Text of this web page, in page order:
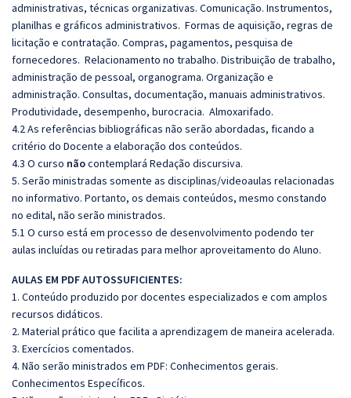
administrativas, técnicas organizativas. Comunicação. Instrumentos,
planilhas e gráficos administrativos. Formas de aquisição, regras de
licitação e contratação. Compras, pagamentos, pesquisa de
fornecedores. Relacionamento no trabalho. Distribuição de trabalho,
administração de pessoal, organograma. Organização e
administração. Consultas, documentação, manuais administrativos.
Produtividade, desempenho, burocracia. Almoxarifado.
4.2 As referências bibliográficas não serão abordadas, ficando a
critério do Docente a elaboração dos conteúdos.
4.3 O curso nãocontemplará Redação discursiva.
5. Serão ministradas somente as disciplinas/videoaulas relacionadas
no informativo. Portanto, os demais conteúdos, mesmo constando
no edital, não serão ministrados.
5.1 O curso está em processo de desenvolvimento podendo ter
aulas incluídas ou retiradas para melhor aproveitamento do Aluno.
AULAS EM PDF AUTOSSUFICIENTES:
1. Conteúdo produzido por docentes especializados e com amplos
recursos didáticos.
2. Material prático que facilita a aprendizagem de maneira acelerada.
3. Exercícios comentados.
4. Não serão ministrados em PDF: Conhecimentos gerais.
Conhecimentos Específicos.